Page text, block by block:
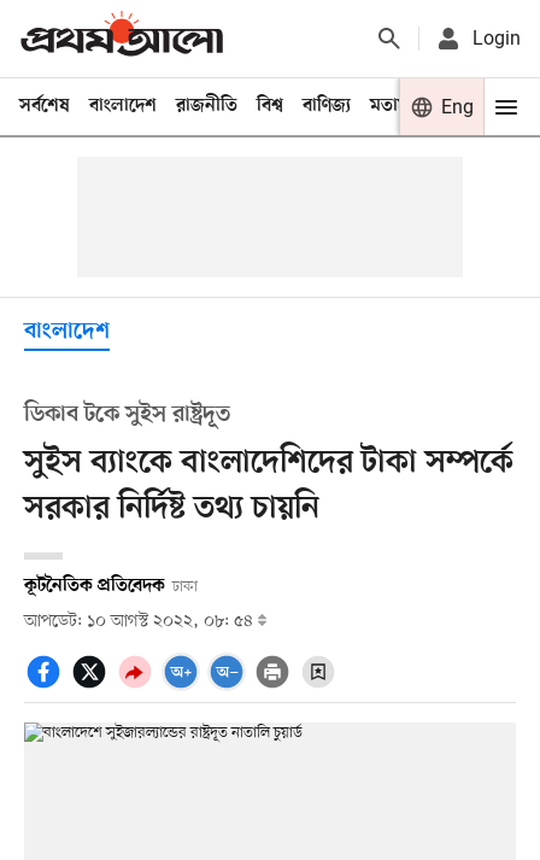
Login
সর্বশেষ বাংলাদেশ রাজনীতি বিশ্ব বাণিজ্য মতামত খেলা
Eng
বাংলাদেশ
ডিকাব টকে সুইস রাষ্ট্রদূত
সুইস ব্যাংকে বাংলাদেশিদের টাকা সম্পর্কে
সরকার নির্দিষ্ট তথ্য চায়নি
কূটনৈতিক প্রতিবেদক ঢাকা
আপডেট: ১০ আগস্ট ২০২২, ০৮: ৫৪